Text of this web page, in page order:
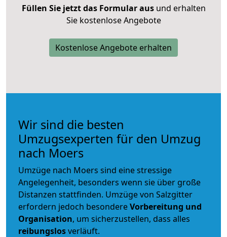
Füllen Sie jetzt das Formular ausund erhalten
Sie kostenlose Angebote
Kostenlose Angebote erhalten
Wir sind die besten
Umzugsexperten für den Umzug
nach Moers
Umzüge nach Moers sind eine stressige
Angelegenheit, besonders wenn sie über große
Distanzen stattfinden. Umzüge von Salzgitter
erfordern jedoch besondereVorbereitung und
Organisation, um sicherzustellen, dass alles
reibungslosverläuft.